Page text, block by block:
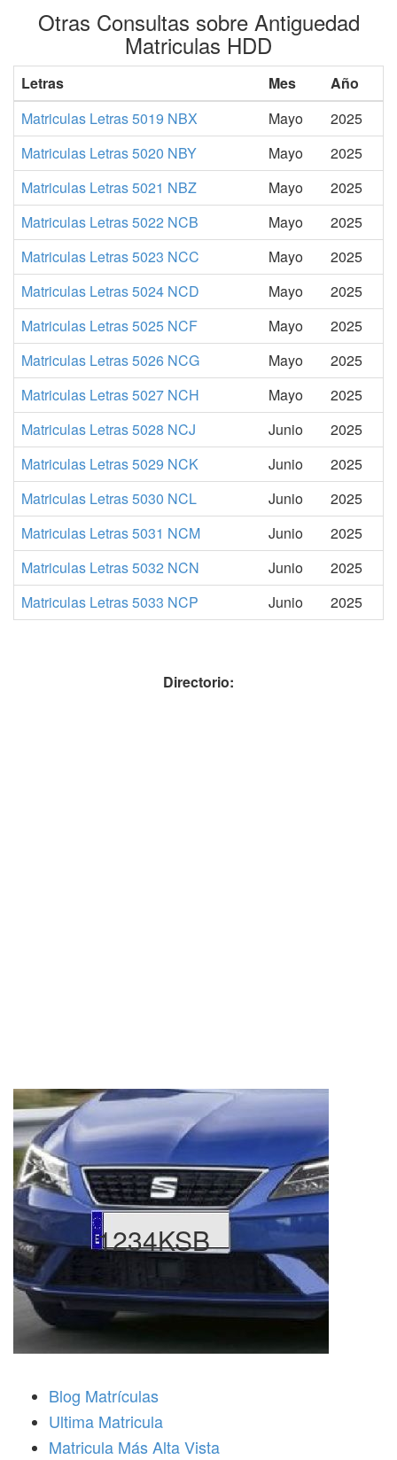
Otras Consultas sobre Antiguedad
Matriculas HDD
Letras Mes
Año
Matriculas Letras 5019 NBX
Mayo
2025
Matriculas Letras 5020 NBY
Mayo
2025
Matriculas Letras 5021 NBZ
Mayo
2025
Matriculas Letras 5022 NCB
Mayo
2025
Matriculas Letras 5023 NCC
Mayo
2025
Matriculas Letras 5024 NCD
Mayo
2025
Matriculas Letras 5025 NCF
Mayo
2025
Matriculas Letras 5026 NCG
Mayo
2025
Matriculas Letras 5027 NCH
Mayo
2025
Matriculas Letras 5028 NCJ
Junio
2025
Matriculas Letras 5029 NCK
Junio
2025
Matriculas Letras 5030 NCL
Junio
2025
Matriculas Letras 5031 NCM
Junio
2025
Matriculas Letras 5032 NCN
Junio
2025
Matriculas Letras 5033 NCP
Junio 2025
Directorio:
1234KSB
Blog Matrículas
Ultima Matricula
Matricula Más Alta Vista